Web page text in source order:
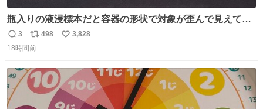
瓶入りの液浸標本だと容器の形状で対象が歪んで見えてし
まうことから、なるべく歪みがない状態で観察しやすいよ
うにこのような形で保存していると前に科博の先生から教
返
信
3
リ
ポ
ト
数
498
い
数
3,828
18時間前